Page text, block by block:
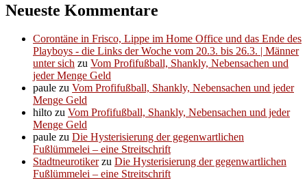
Neueste Kommentare
Corontäne in Frisco, Lippe im Home Office und das Ende des
Playboys - die Links der Woche vom 20.3. bis 26.3. | Männer
unter sich zu Vom Profifußball, Shankly, Nebensachen und
jeder Menge Geld
paule zu Vom Profifußball, Shankly, Nebensachen und jeder
Menge Geld
hilto zu Vom Profifußball, Shankly, Nebensachen und jeder
Menge Geld
paule zu Die Hysterisierung der gegenwartlichen
Fußlümmelei – eine Streitschrift
Stadtneurotikerzu Die Hysterisierung der gegenwartlichen
Fußlümmelei – eine Streitschrift